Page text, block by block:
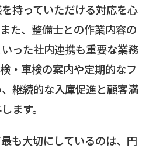
持っていただける対応を心
た、整備士との作業内容の
った社内連携も重要な業務
・車検の案内や定期的なフ
継続的な入庫促進と顧客満
ます。
も大切にしているのは、円